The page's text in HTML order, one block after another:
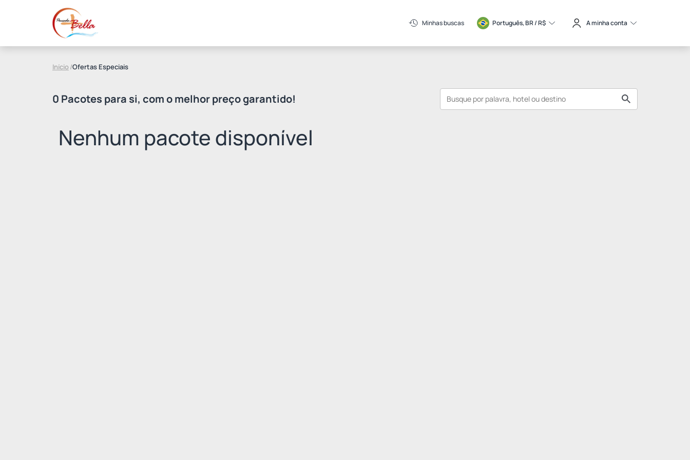
Minhas buscas Português, BR / R$ A minha conta
Início/Ofertas Especiais
0 Pacotes para si, com o melhor preço garantido!
Nenhum pacote disponível